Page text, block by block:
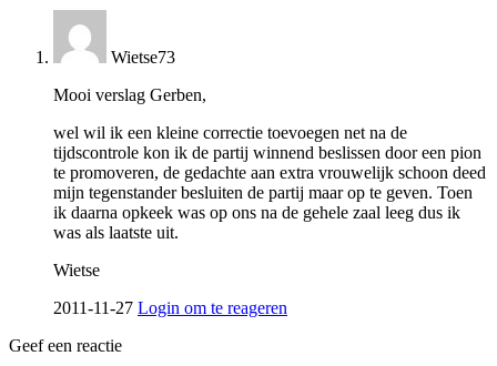
Wietse73
Mooi verslag Gerben,
wel wil ik een kleine correctie toevoegen net na de
tijdscontrole kon ik de partij winnend beslissen door een pion
te promoveren, de gedachte aan extra vrouwelijk schoon deed
mijn tegenstander besluiten de partij maar op te geven. Toen
ik daarna opkeek was op ons na de gehele zaal leeg dus ik
was als laatste uit.
Wietse
2011-11-27 Login om te reageren
Geef een reactie